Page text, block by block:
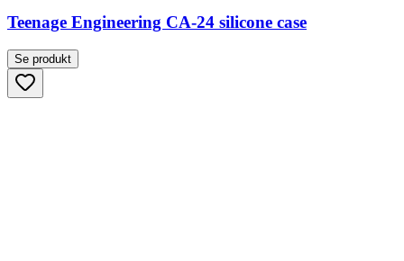
Teenage Engineering CA-24 silicone case
Se produkt